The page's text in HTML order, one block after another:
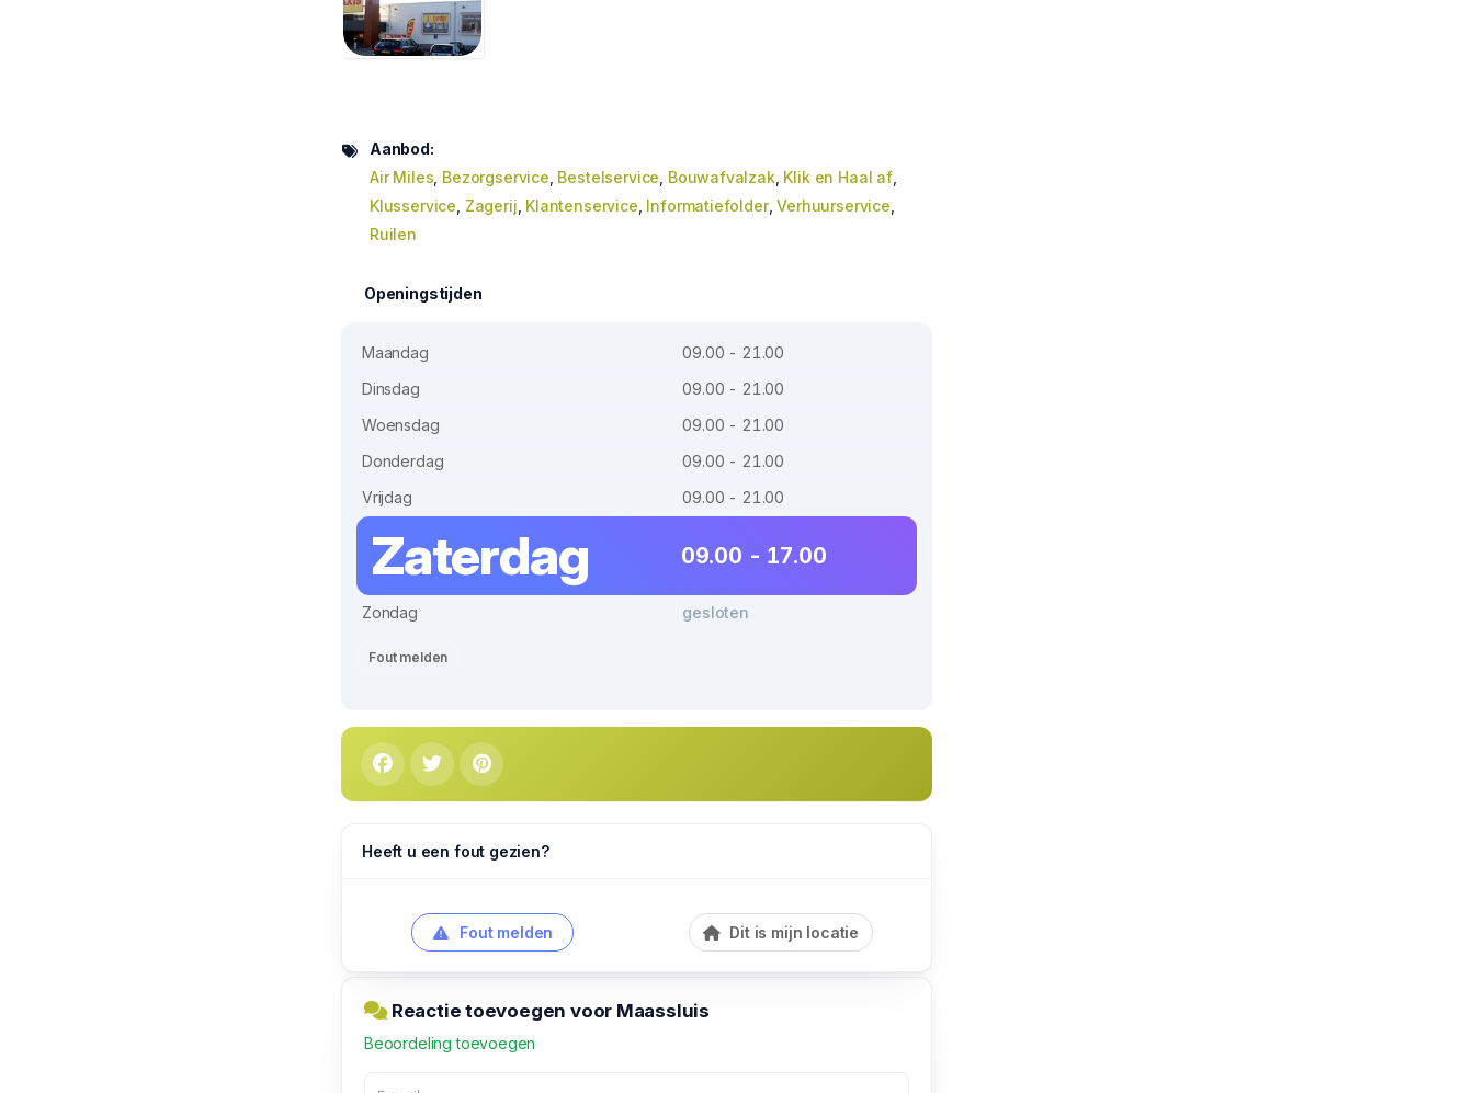
Aanbod:
Air Miles Bezorgservice Bestelservice Bouwafvalzak, Klik en Haal af,
Klusservice Zagerij Klantenservice Informatiefolder,Verhuurservice
Ruilen
Openingstijden
Maandag
09.00 - 21.00
Dinsdag
09.00 - 21.00
Woensdag
09.00 - 21.00
Donderdag
09.00 - 21.00
Vrijdag
09.00 - 21.00
Zaterdag 09.00 - 17.00
Zondag gesloten
Fout melden
Heeft u een fout gezien?
Fout melden Dit is mijn locatie
Reactie toevoegen voor Maassluis
Beoordeling toevoegen